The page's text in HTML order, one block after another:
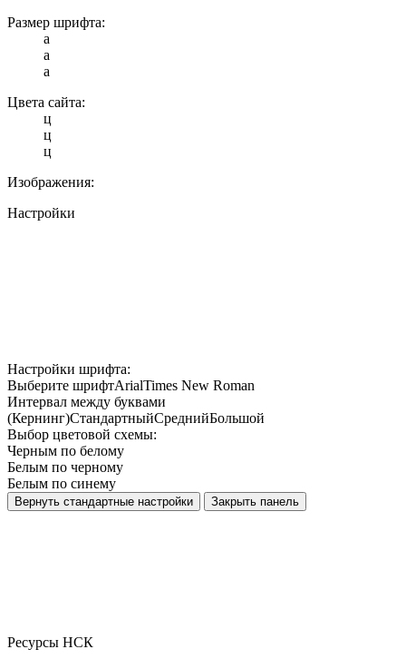
Размер шрифта:
a
a
a
Цвета сайта:
ц
ц
ц
Изображения:
Настройки
Настройки шрифта:
Выберите шрифтArialTimes New Roman
Интервал между буквами
(Кернинг)СтандартныйСреднийБольшой
Выбор цветовой схемы:
Черным по белому
Белым по черному
Белым по синему
Вернуть стандартные настройки Закрыть панель
Ресурсы НСК